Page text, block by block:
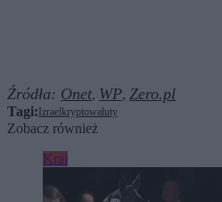
Źródła: Onet, WP, Zero.pl
Tagi: Izrael kryptowaluty
Zobacz również
Kraj